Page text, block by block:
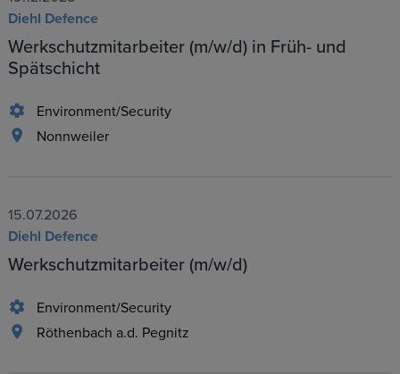
Diehl Defence
Werkschutzmitarbeiter (m/w/d) in Früh- und
Spätschicht
Environment/Security
Nonnweiler
15.07.2026
Diehl Defence
Werkschutzmitarbeiter (m/w/d)
Environment/Security
Röthenbach a.d. Pegnitz